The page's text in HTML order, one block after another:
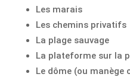
Les marais
Les chemins privatifs
La plage sauvage
La plateforme sur la
Le dôme (ou manège